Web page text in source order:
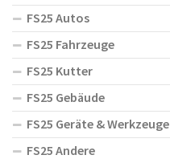
FS25 Autos
FS25 Fahrzeuge
FS25 Kutter
FS25 Gebäude
FS25 Geräte & Werkzeuge
FS25 Andere